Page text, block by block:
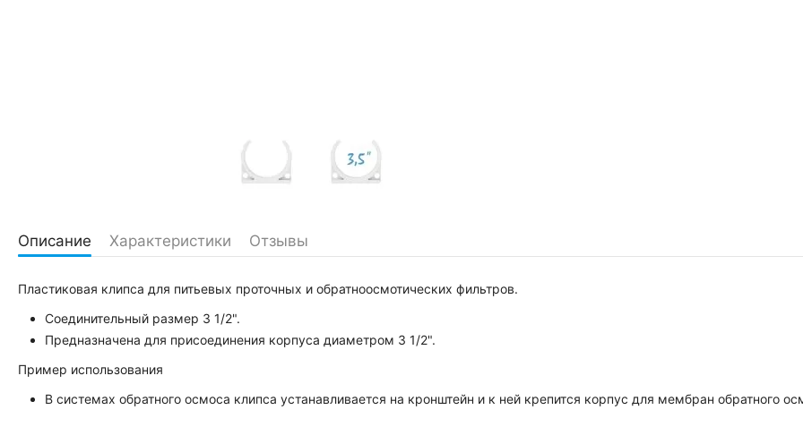
Описание Характеристики Отзывы
Пластиковая клипса для питьевых проточных и обратноосмотических фильтров.
Соединительный размер 3 1/2".
Предназначена для присоединения корпуса диаметром 3 1/2".
Пример использования
В системах обратного осмоса клипса устанавливается на кронштейн и к ней крепится корпус для мембран обратного